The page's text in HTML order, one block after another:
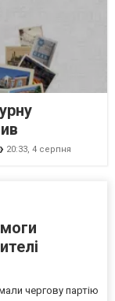
20:33, 4 серпня
чергову партію